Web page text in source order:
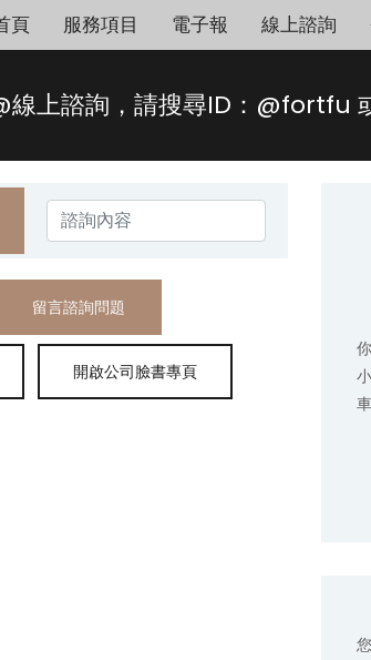
頁 服務項目 電子報 線上諮詢
線上諮詢，請搜尋ID：@fortfu
留言諮詢問題